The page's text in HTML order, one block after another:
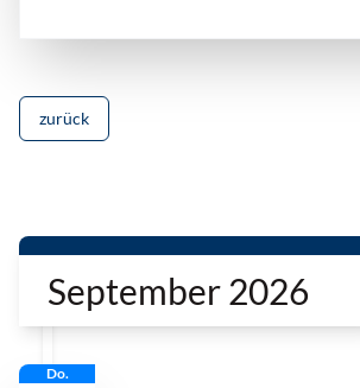
zurück
September 2026
Do.